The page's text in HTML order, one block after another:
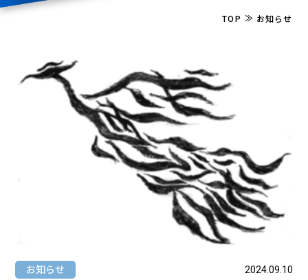
TOP ≫ お知らせ
お知らせ 2024.09.10